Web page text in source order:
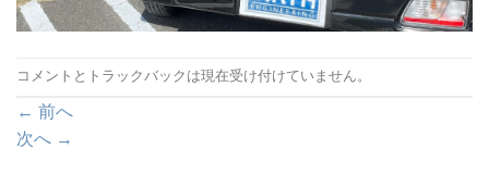
コメントとトラックバックは現在受け付けていません。
← 前へ
次へ →